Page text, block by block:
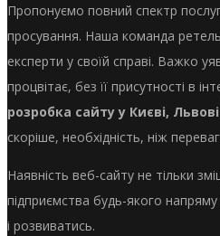
Пропонуємо повний спектр
просування. Наша команда
експерти у своїй справі. Важко
процвітає, без її присутності в
розробка сайту у Києві, Львові
скоріше, необхідність, ніж
Наявність веб-сайту не тільки
підприємства будь-якого
і розвиватись.